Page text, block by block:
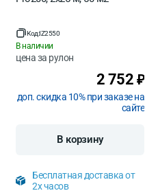
Код:IZ2550
В наличии
цена за рулон
2 752 ₽
доп. скидка 10% при заказе на
сайте
В корзину
Бесплатная доставка от
2х часов